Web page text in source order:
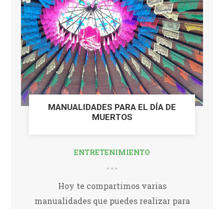
MANUALIDADES PARA EL DÍA DE
MUERTOS
ENTRETENIMIENTO
Hoy te compartimos varias
manualidades que puedes realizar para